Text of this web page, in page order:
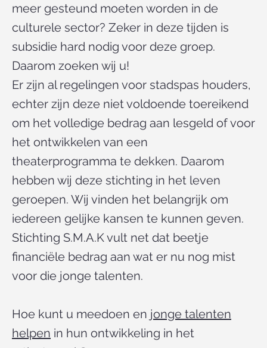
meer gesteund moeten worden in de
culturele sector? Zeker in deze tijden is
subsidie hard nodig voor deze groep.
Daarom zoeken wij u!
Er zijn al regelingen voor stadspas houders,
echter zijn deze niet voldoende toereikend
om het volledige bedrag aan lesgeld of voor
het ontwikkelen van een
theaterprogramma te dekken. Daarom
hebben wij deze stichting in het leven
geroepen. Wij vinden het belangrijk om
iedereen gelijke kansen te kunnen geven.
Stichting S.M.A.K vult net dat beetje
financiële bedrag aan wat er nu nog mist
voor die jonge talenten.
Hoe kunt u meedoen en jonge talenten
helpen in hun ontwikkeling in het